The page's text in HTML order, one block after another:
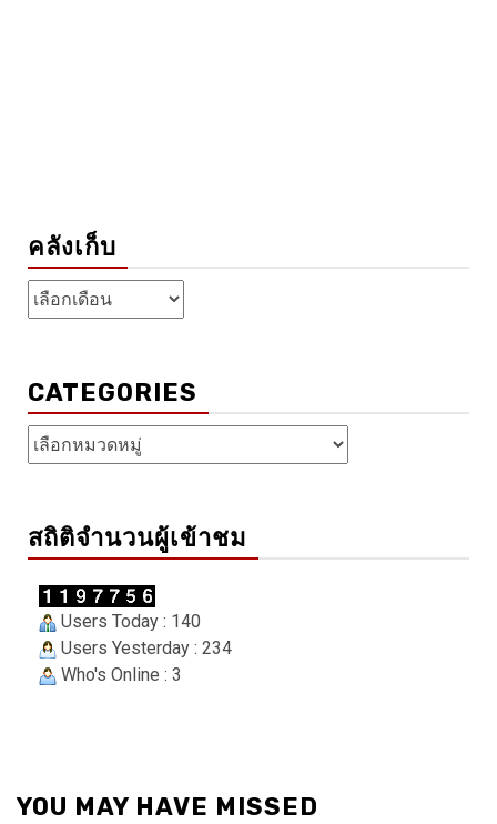
คลังเก็บ
คลัง
เก็บ
CATEGORIES
Categories
สถิติจำนวนผู้เข้าชม
Users Today : 140
Users Yesterday : 234
Who's Online : 3
YOU MAY HAVE MISSED